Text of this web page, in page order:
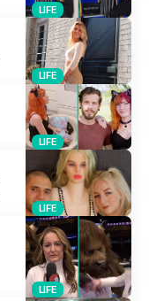
LIFE
LIFE
LIFE
LIFE
LIFE